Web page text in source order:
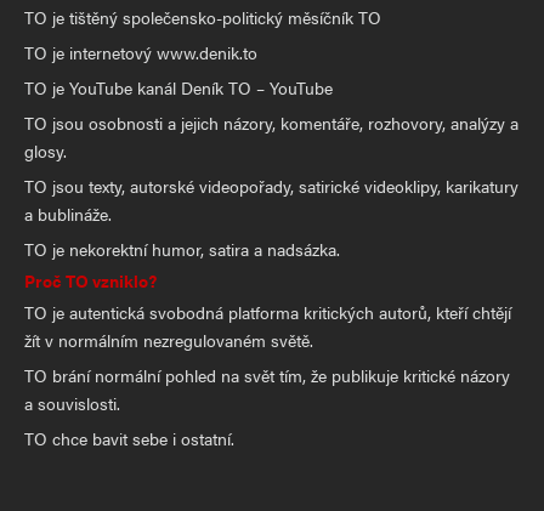
TO je tištěný společensko-politický měsíčník TO
TO je internetový www.denik.to
TO je YouTube kanál Deník TO – YouTube
TO jsou osobnosti a jejich názory, komentáře, rozhovory, analýzy a
glosy.
TO jsou texty, autorské videopořady, satirické videoklipy, karikatury
a bublináže.
TO je nekorektní humor, satira a nadsázka.
Proč TO vzniklo?
TO je autentická svobodná platforma kritických autorů, kteří chtějí
žít v normálním nezregulovaném světě.
TO brání normální pohled na svět tím, že publikuje kritické názory
a souvislosti.
TO chce bavit sebe i ostatní.